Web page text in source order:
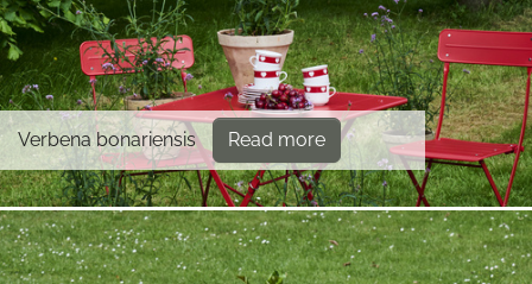
Verbena bonariensis Read more